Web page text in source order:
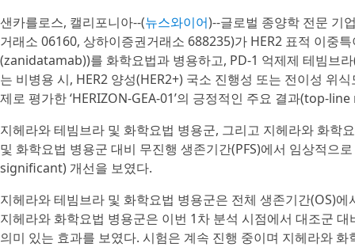
샌카를로스, 캘리포니아--(뉴스와이어)--글로벌 종양학 전문 기
거래소 06160, 상하이증권거래소 688235)가 HER2 표적 이중
(zanidatamab))를 화학요법과 병용하고, PD-1 억제제 테빔브
는 비병용 시, HER2 양성(HER2+) 국소 진행성 또는 전이성 위
제로 평가한 ‘HERIZON-GEA-01’의 긍정적인 주요 결과(top-
지헤라와 테빔브라 및 화학요법 병용군, 그리고 지헤라와 화
및 화학요법 병용군 대비 무진행 생존기간(PFS)에서 임상적
significant) 개선을 보였다.
지헤라와 테빔브라 및 화학요법 병용군은 전체 생존기간(OS)
지헤라와 화학요법 병용군은 이번 1차 분석 시점에서 대조군
의미 있는 효과를 보였다. 시험은 계속 진행 중이며 지헤라와